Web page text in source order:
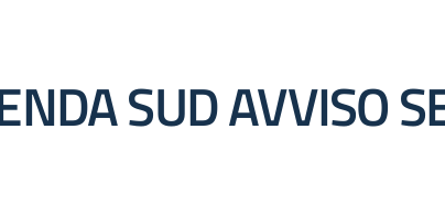
SUD AVVISO